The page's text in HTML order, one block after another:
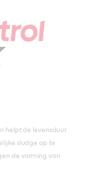
helpt de levensduur
sludge op te
de vorming van